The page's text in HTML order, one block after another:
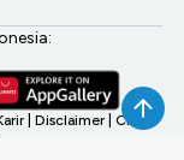
Disclaimer CNBC